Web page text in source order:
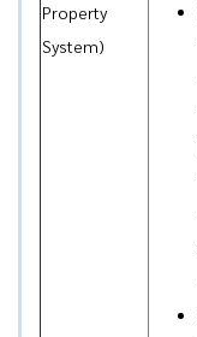
Property
System)